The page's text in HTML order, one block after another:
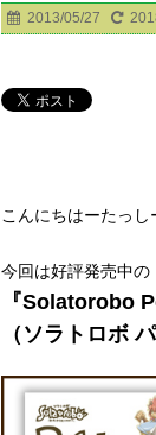
2013/05/27
こんにちはーたっし
今回は好評発売中の
『Solatorobo
（ソラトロボ